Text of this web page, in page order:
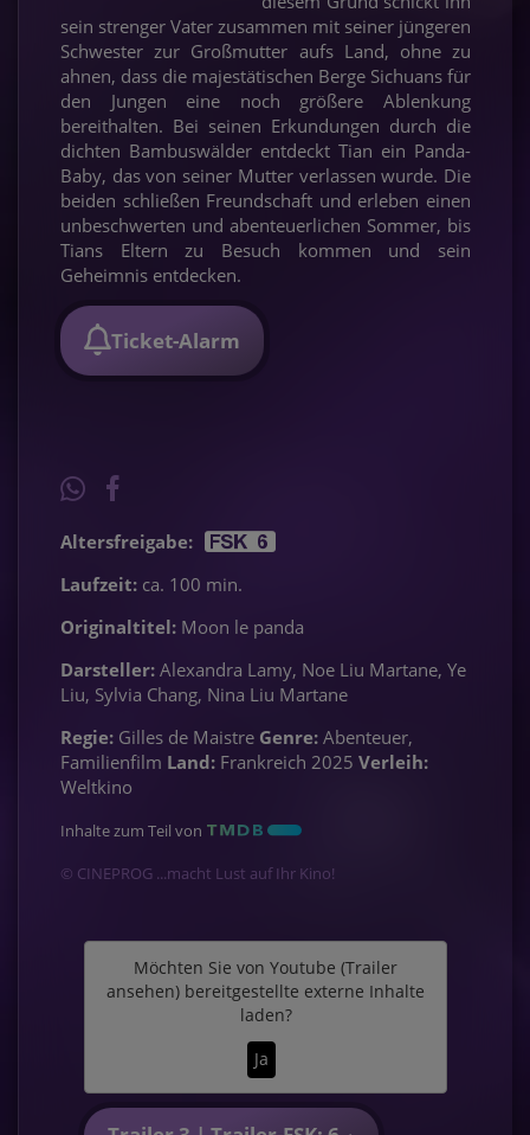
sein strenger Vater zusammen mit seiner jüngeren
Schwester zur Großmutter aufs Land, ohne zu
ahnen, dass die majestätischen Berge Sichuans für
den Jungen eine noch größere Ablenkung
bereithalten. Bei seinen Erkundungen durch die
dichten Bambuswälder entdeckt Tian ein Panda-
Baby, das von seiner Mutter verlassen wurde. Die
beiden schließen Freundschaft und erleben einen
unbeschwerten und abenteuerlichen Sommer, bis
Tians Eltern zu Besuch kommen und sein
Geheimnis entdecken.
Ticket-Alarm
Altersfreigabe:
Laufzeit: ca. 100 min.
Originaltitel: Moon le panda
Darsteller: Alexandra Lamy, Noe Liu Martane, Ye
Liu, Sylvia Chang, Nina Liu Martane
Regie: Gilles de Maistre Genre: Abenteuer,
Familienfilm Land: Frankreich 2025 Verleih:
Weltkino
Inhalte zum Teil von
© CINEPROG ...macht Lust auf Ihr Kino!
Möchten Sie von Youtube (Trailer
ansehen) bereitgestellte externe Inhalte
laden?
Ja